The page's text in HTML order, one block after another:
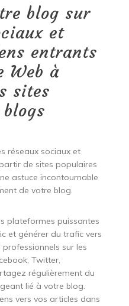
blog sur
et
entrants
Web à
sites
réseaux sociaux et
de sites populaires
astuce incontournable
de votre blog.
plateformes puissantes
et générer du trafic vers
sur les
Twitter,
régulièrement du
lié à votre blog.
vers vos articles dans